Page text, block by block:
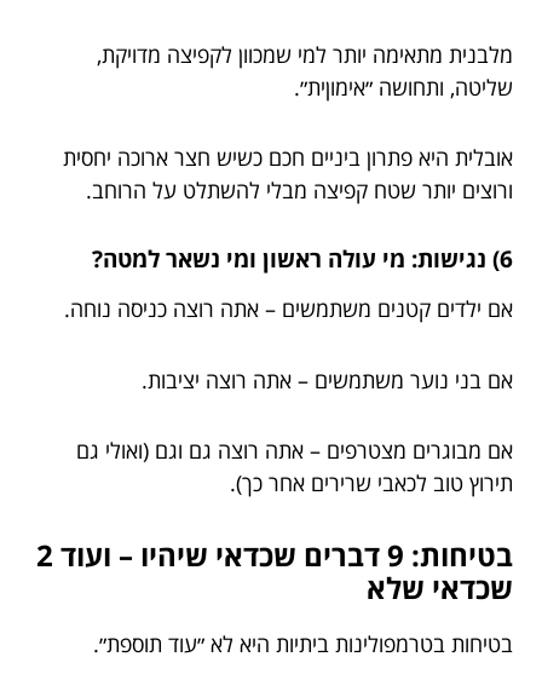
מלבנית מתאימה יותר למי שמכוון לקפיצה מדויקת,
שליטה, ותחושה ״אימוןית״.
אובלית היא פתרון ביניים חכם כשיש חצר ארוכה יחסית
ורוצים יותר שטח קפיצה מבלי להשתלט על הרוחב.
6) נגישות: מי עולה ראשון ומי נשאר למטה?
אם ילדים קטנים משתמשים – אתה רוצה כניסה נוחה.
אם בני נוער משתמשים – אתה רוצה יציבות.
אם מבוגרים מצטרפים – אתה רוצה גם וגם (ואולי גם
תירוץ טוב לכאבי שרירים אחר כך).
בטיחות: 9 דברים שכדאי שיהיו – ועוד 2
שכדאי שלא
בטיחות בטרמפולינות ביתיות היא לא ״עוד תוספת״.